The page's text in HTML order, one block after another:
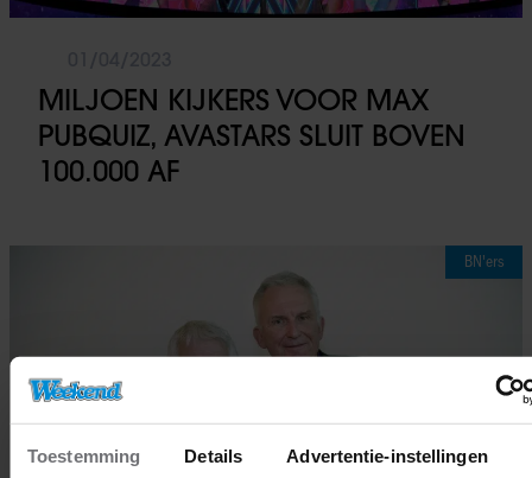
Toestemming Details Advertentie-instellingen
MILJOEN KIJKERS VOOR MAX
PUBQUIZ, AVASTARS SLUIT BOVEN
100.000 AF
BN'ers